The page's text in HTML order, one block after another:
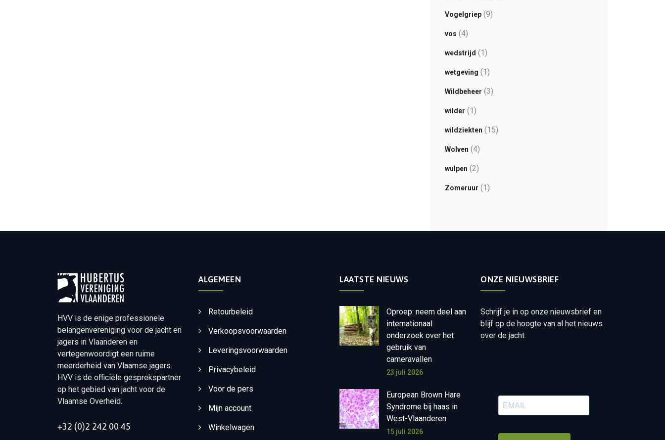
Vogelgriep(9)
vos (4)
wedstrijd (1)
wetgeving (1)
Wildbeheer (3)
wilder (1)
wildziekten (15)
Wolven (4)
wulpen (2)
Zomeruur (1)
HVV is de enige professionele
belangenvereniging voor de jacht en
jagers in Vlaanderen en
vertegenwoordigt een ruime
meerderheid van Vlaamse jagers.
HVV is de officiële gesprekspartner
op het gebied van jacht voor de
Vlaamse Overheid.
+32 (0)2 242 00 45
ALGEMEEN
Retourbeleid
Verkoopsvoorwaarden
Leveringsvoorwaarden
Privacybeleid
Voor de pers
Mijn account
Winkelwagen
LAATSTE NIEUWS
Oproep: neem deel aan
internationaal
onderzoek over het
gebruik van
cameravallen
23 juli 2026
European Brown Hare
Syndrome bij haas in
West-Vlaanderen
15 juli 2026
ONZE NIEUWSBRIEF
Schrijf je in op onze nieuwsbrief en
blijf op de hoogte van al het nieuws
over de jacht.